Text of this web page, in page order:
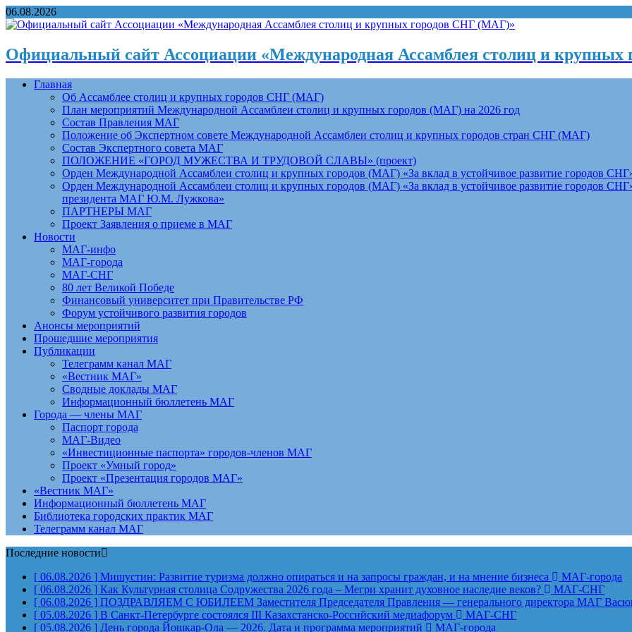
06.08.2026
Официальный сайт Ассоциации «Международная Ассамблея столиц и
Главная
Об Ассамблее столиц и крупных городов СНГ (МАГ)
План мероприятий Международной Ассамблеи столиц и крупных городов (МАГ) на 2026 год
Состав Правления МАГ
Положение об Экспертном совете Международной Ассамблеи столиц и крупных городов стран СНГ (МАГ)
Состав Экспертного совета МАГ
ПОЛОЖЕНИЕ «ГОРОД МУЖЕСТВА И ТРУДОВОЙ СЛАВЫ» (проект)
Орден Международной Ассамблеи столиц и крупных городов (МАГ) «За вклад в устойчивое развитие городов
Орден Международной Ассамблеи столиц и крупных городов (МАГ) «За вклад в устойчивое развитие городов
президента МАГ Ю.М. Лужкова»
ПАРТНЕРЫ МАГ
Проект Заявления о приеме в МАГ
Новости
МАГ-инфо
МАГ-города
МАГ-СНГ
80 лет Великой Победе
Финансовый университет при Правительстве РФ
Форум устойчивого развития городов
Анонсы мероприятий
Прошедшие мероприятия
Публикации
Телеграмм канал МАГ
«Вестник МАГ»
Сводные доклады МАГ
Информационный бюллетень МАГ
Города — члены МАГ
Паспорт города
МАГ-Видео
«Инвестиционные паспорта» городов-членов МАГ
Проект «Умный город»
Проект «Презентация городов МАГ»
«Вестник МАГ»
Информационный бюллетень МАГ
Библиотека городских практик МАГ
Телеграмм канал МАГ
Последние новости
[ 06.08.2026 ] Мишустин: Развитие туризма должно опираться и на запросы граждан, и на мнение бизнеса
МАГ-города
[ 06.08.2026 ] Как Культурная столица Содружества 2026 года – Мегри хранит духовное наследие веков?
МАГ-СНГ
[ 06.08.2026 ] ПОЗДРАВЛЯЕМ С ЮБИЛЕЕМ Заместителя Председателя Правления — генерального директора МАГ
[ 05.08.2026 ] В Санкт-Петербурге состоялся III Казахстанско-Российский медиафорум
МАГ-СНГ
[ 05.08.2026 ] День города Йошкар-Ола — 2026. Дата и программа мероприятий
МАГ-города